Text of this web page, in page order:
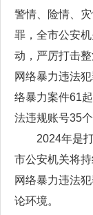
警情、险情、
罪，全市公安机
动，严厉打击
网络暴力违法
络暴力案件61
法违规账号35个
2024年是
市公安机关将
网络暴力违法
论环境。